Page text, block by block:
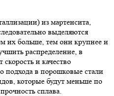
из мартенсита,
выделяются
их больше, тем они крупнее и
распределение, в
и качество
подхода в порошковые стали
которые будут меньше по
сплава.